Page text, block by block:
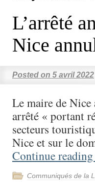
L’arrêté
Nice
Posted on 5 avril 2022
Le maire de
arrêté « portant
secteurs
Nice et sur le
Continue reading
Communiqués de la